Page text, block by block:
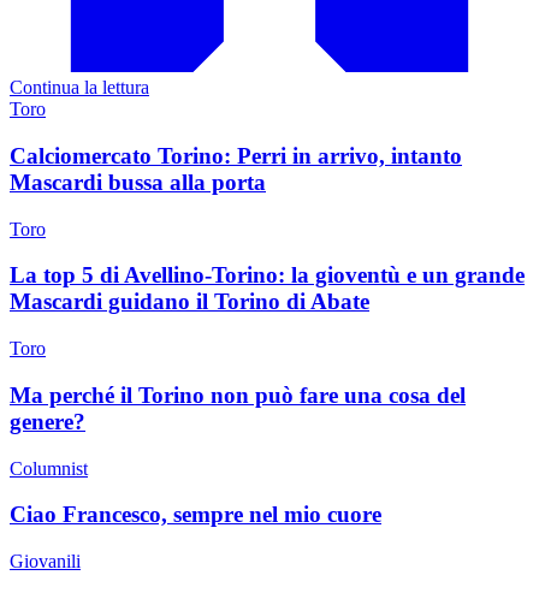
Continua la lettura
Toro
Calciomercato Torino: Perri in arrivo, intanto
Mascardi bussa alla porta
Toro
La top 5 di Avellino-Torino: la gioventù e un grande
Mascardi guidano il Torino di Abate
Toro
Ma perché il Torino non può fare una cosa del
genere?
Columnist
Ciao Francesco, sempre nel mio cuore
Giovanili